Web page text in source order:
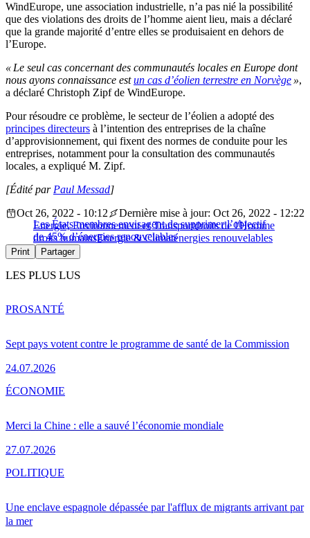
WindEurope, une association industrielle, n’a pas nié la possibilité
que des violations des droits de l’homme aient lieu, mais a déclaré
que la grande majorité d’entre elles se produisaient en dehors de
l’Europe.
« Le seul cas concernant des communautés locales en Europe dont
nous ayons connaissance estun cas d’éolien terrestre en Norvège »,
a déclaré Christoph Zipf de WindEurope.
Pour résoudre ce problème, le secteur de l’éolien a adopté des
principes directeurs à l’intention des entreprises de la chaîne
d’approvisionnement, qui fixent des normes de conduite pour les
entreprises, notamment pour la consultation des communautés
locales, a expliqué M. Zipf.
[Édité par Paul Messad]
Les États membres envisagent de supprimer l’objectif
de 45% d’énergies renouvelables
Oct 26, 2022 - 10:12
Dernière mise à jour: Oct 26, 2022 - 12:22
Energie, Environnement et Transportdroits de l'Homme
droits humainsEnergie & Climaténergies renouvelables
Print Partager
LES PLUS LUS
Sept pays votent contre le programme de santé de la Commission
24.07.2026
PROSANTÉ
Merci la Chine : elle a sauvé l’économie mondiale
27.07.2026
ÉCONOMIE
Une enclave espagnole dépassée par l'afflux de migrants arrivant par
la mer
POLITIQUE